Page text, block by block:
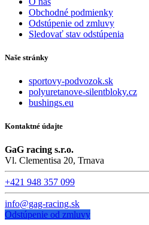
Obchodné podmienky
Odstúpenie od zmluvy
Sledovať stav odstúpenia
Naše stránky
sportovy-podvozok.sk
polyuretanove-silentbloky.cz
bushings.eu
Kontaktné údajte
GaG racing s.r.o.
Vl. Clementisa 20, Trnava
+421 948 357 099
info@gag-racing.sk
Odstúpenie od zmluvy